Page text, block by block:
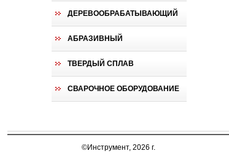
ДЕРЕВООБРАБАТЫВАЮЩИЙ
АБРАЗИВНЫЙ
ТВЕРДЫЙ СПЛАВ
СВАРОЧНОЕ ОБОРУДОВАНИЕ
©Инструмент, 2026 г.